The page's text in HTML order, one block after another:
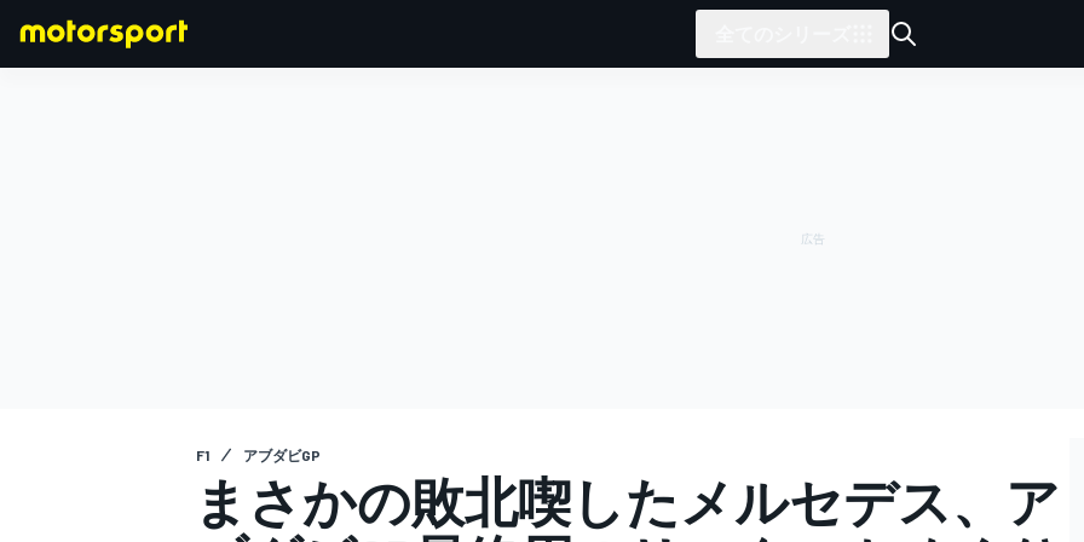
F1 アブダビGP
まさかの敗北喫したメルセデス、ア